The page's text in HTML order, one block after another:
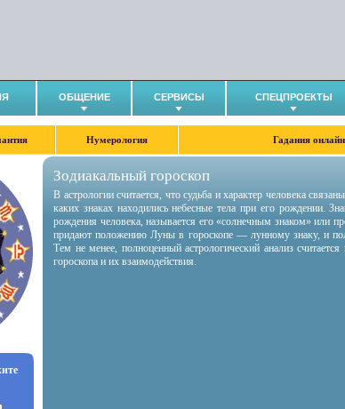
ОБЩЕНИЕ СЕРВИСЫ СПЕЦПРОЕКТЫ
Нумерология Гадания онлайн
Зодиакальный гороскоп
В астрологии считается, что судьба и характер человека
каких знаках находились небесные тела при его рождении.
рождения человека, называется его «солнечным знаком» или
придают положению Луны в гороскопе — лунному знаку, и
Тем не менее, полноценный астрологический анализ
гороскопа и их взаимодействия.